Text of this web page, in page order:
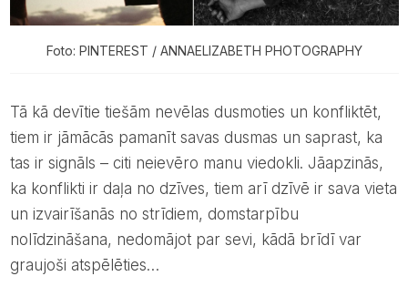
Foto: PINTEREST / ANNAELIZABETH PHOTOGRAPHY
Tā kā devītie tiešām nevēlas dusmoties un konfliktēt,
tiem ir jāmācās pamanīt savas dusmas un saprast, ka
tas ir signāls – citi neievēro manu viedokli. Jāapzinās,
ka konflikti ir daļa no dzīves, tiem arī dzīvē ir sava vieta
un izvairīšanās no strīdiem, domstarpību
nolīdzināšana, nedomājot par sevi, kādā brīdī var
graujoši atspēlēties…